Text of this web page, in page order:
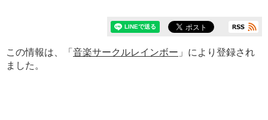
この情報は、「 音楽サークルレインボー 」により登録され
ました。